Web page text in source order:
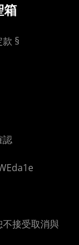
§
認
接受取消與